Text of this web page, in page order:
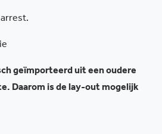
geïmporteerd uit een oudere
Daarom is de lay-out mogelijk